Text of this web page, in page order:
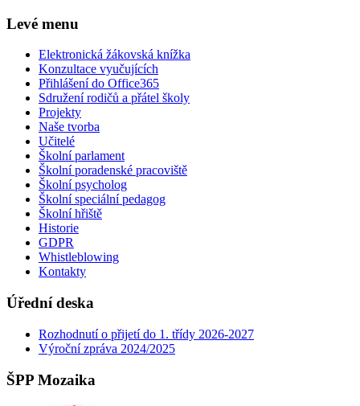
Levé menu
Elektronická žákovská knížka
Konzultace vyučujících
Přihlášení do Office365
Sdružení rodičů a přátel školy
Projekty
Naše tvorba
Učitelé
Školní parlament
Školní poradenské pracoviště
Školní psycholog
Školní speciální pedagog
Školní hřiště
Historie
GDPR
Whistleblowing
Kontakty
Úřední deska
Rozhodnutí o přijetí do 1. třídy 2026-2027
Výroční zpráva 2024/2025
ŠPP Mozaika